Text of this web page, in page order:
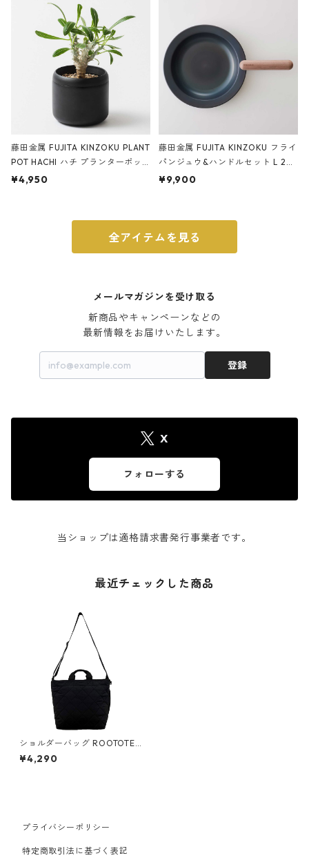
藤田金属 FUJITA KINZOKU PLANT
POT HACHI ハチ プランターポッ
ト 3号 ブラック
¥4,950
藤田金属 FUJITA KINZOKU フライ
パンジュウ&ハンドルセット L 24c
m ガス火・IH対応 鉄フライパン
¥9,900
全アイテムを見る
メールマガジンを受け取る
新商品やキャンペーンなどの
最新情報をお届けいたします。
登録
X
フォローする
当ショップは適格請求書発行事業者です。
最近チェックした商品
ショルダーバッグ ROOTOTE
MEDIUM ルートートミディア
ム2way.ダイヤキルト-E ブラ
¥4,290
プライバシーポリシー
特定商取引法に基づく表記